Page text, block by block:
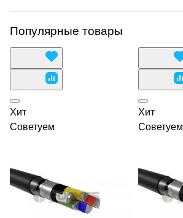
Популярные товары
Хит
Советуем
Хит
Советуем